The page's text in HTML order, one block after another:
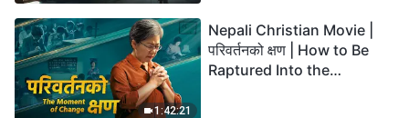
1:42:21
Nepali Christian Movie |
परिवर्तनको क्षण | How to Be
Raptured Into the